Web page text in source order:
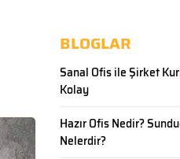
BLOGLAR
Sanal Ofis ile Şirket
Kolay
Hazır Ofis Nedir?
Nelerdir?